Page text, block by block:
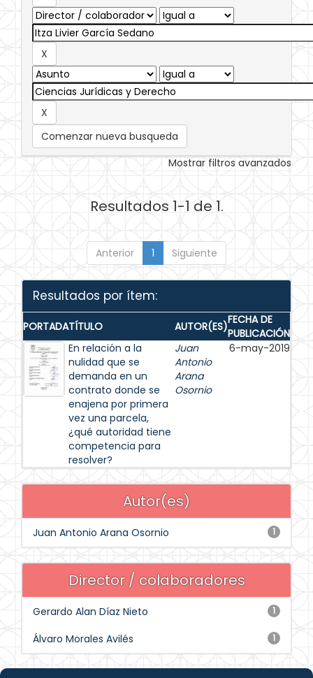
Comenzar nueva busqueda
Mostrar filtros avanzados
Resultados 1-1 de 1.
Anterior 1 Siguiente
Resultados por ítem:
PORTADATÍTULO AUTOR(ES)FECHA DE
PUBLICACIÓN
En relación a la
nulidad que se
demanda en un
contrato donde se
enajena por primera
vez una parcela,
¿qué autoridad tiene
competencia para
resolver?
Juan
Antonio
Arana
Osornio
6-may-2019
Autor(es)
1
Juan Antonio Arana Osornio
Director / colaboradores
1
Gerardo Alan Díaz Nieto
1
Álvaro Morales Avilés